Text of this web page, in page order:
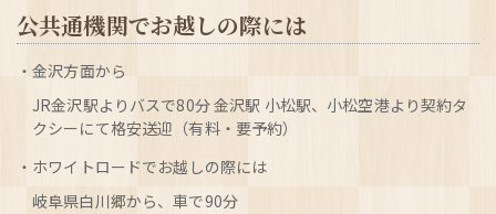
公共通機関でお越しの際には
金沢方面から
JR金沢駅よりバスで80分 金沢駅 小松駅、小松空港より契約タ
クシーにて格安送迎（有料・要予約）
ホワイトロードでお越しの際には
岐阜県白川郷から、車で90分